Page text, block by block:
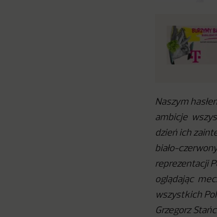
Naszym
ambicje
dzień ich
biało-
reprezentacji
oglądając
wszystkich
Grzegorz